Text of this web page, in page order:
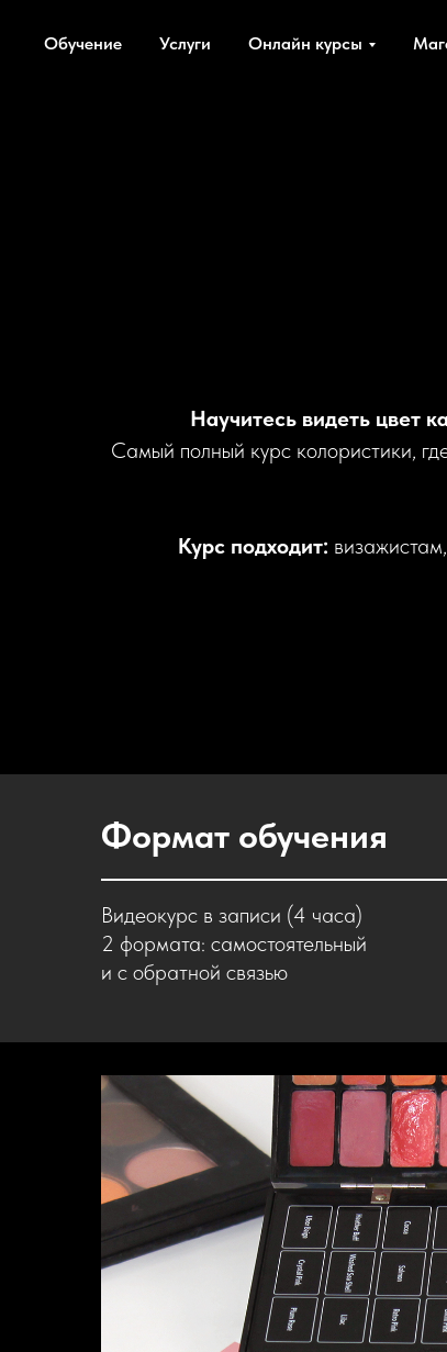
Обучение Услуги Онлайн курсы
Научитесь видеть цвет
Самый полный курс колористики,
Курс подходит:
Формат обучения
Видеокурс в записи (4 часа)
2 формата: самостоятельный
и с обратной связью